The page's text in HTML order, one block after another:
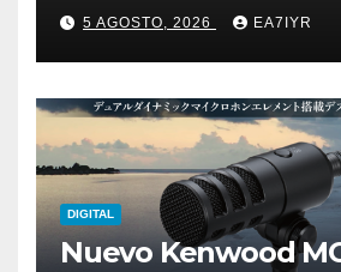
5 AGOSTO, 2026 EA7IYR
DIGITAL
Nuevo Kenwood